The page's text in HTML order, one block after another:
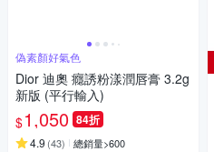
偽素顏好氣色
Dior 迪奧 癮誘粉漾潤唇膏 3.2g
新版 (平行輸入)
$1,050 84折
4.9 (43) 總銷量>600